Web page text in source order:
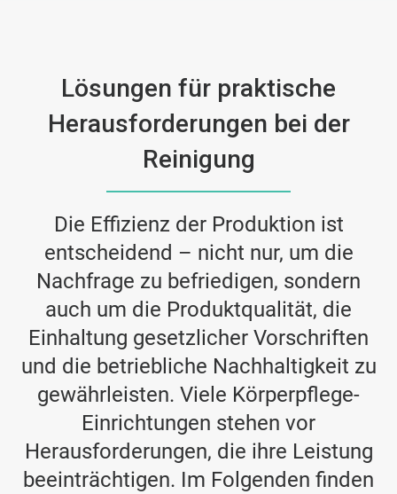
Lösungen für praktische
Herausforderungen bei der
Reinigung
Die Effizienz der Produktion ist
entscheidend – nicht nur, um die
Nachfrage zu befriedigen, sondern
auch um die Produktqualität, die
Einhaltung gesetzlicher Vorschriften
und die betriebliche Nachhaltigkeit zu
gewährleisten. Viele Körperpflege-
Einrichtungen stehen vor
Herausforderungen, die ihre Leistung
beeinträchtigen. Im Folgenden finden